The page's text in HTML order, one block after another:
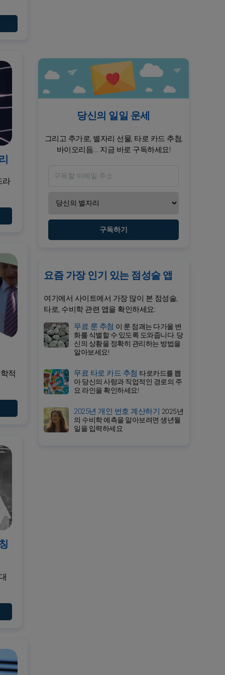
라
적
당신의 일일 운세
그리고 추가로, 별자리 선물, 타로 카드 추첨,
바이오리듬... 지금 바로 구독하세요!
구독하기
요즘 가장 인기 있는 점성술 앱
여기에서 사이트에서 가장 많이 본 점성술,
타로, 수비학 관련 앱을 확인하세요:
무료 룬 추첨 이 룬 점괘는 다가올 변
화를 식별할 수 있도록 도와줍니다. 당
신의 상황을 정확히 관리하는 방법을
알아보세요!
무료 타로 카드 추첨 타로카드를 뽑
아 당신의 사랑과 직업적인 경로의 주
요 라인을 확인하세요!
2025년 개인 번호 계산하기 2025년
의 수비학 예측을 알아보려면 생년월
일을 입력하세요